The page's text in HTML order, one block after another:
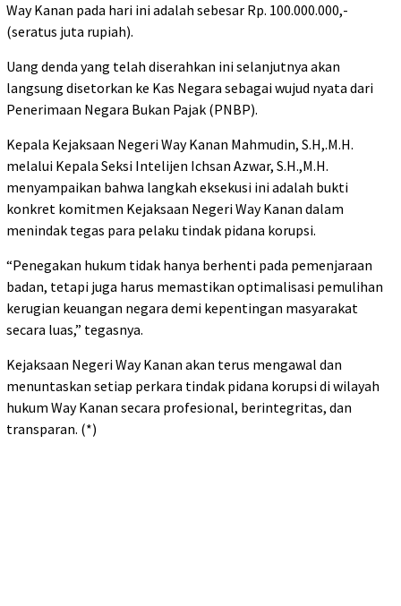
Way Kanan pada hari ini adalah sebesar Rp. 100.000.000,-
(seratus juta rupiah).
Uang denda yang telah diserahkan ini selanjutnya akan
langsung disetorkan ke Kas Negara sebagai wujud nyata dari
Penerimaan Negara Bukan Pajak (PNBP).
Kepala Kejaksaan Negeri Way Kanan Mahmudin, S.H,.M.H.
melalui Kepala Seksi Intelijen Ichsan Azwar, S.H.,M.H.
menyampaikan bahwa langkah eksekusi ini adalah bukti
konkret komitmen Kejaksaan Negeri Way Kanan dalam
menindak tegas para pelaku tindak pidana korupsi.
“Penegakan hukum tidak hanya berhenti pada pemenjaraan
badan, tetapi juga harus memastikan optimalisasi pemulihan
kerugian keuangan negara demi kepentingan masyarakat
secara luas,” tegasnya.
Kejaksaan Negeri Way Kanan akan terus mengawal dan
menuntaskan setiap perkara tindak pidana korupsi di wilayah
hukum Way Kanan secara profesional, berintegritas, dan
transparan. (*)